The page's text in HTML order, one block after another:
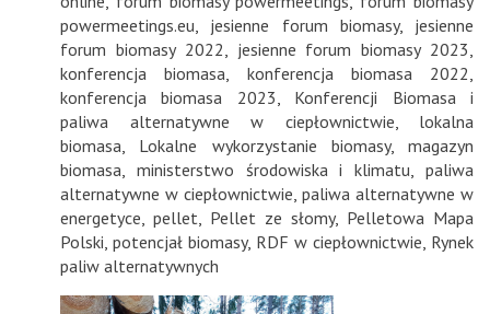
powermeetings.eu, jesienne forum biomasy, jesienne
forum biomasy 2022, jesienne forum biomasy 2023,
konferencja biomasa, konferencja biomasa 2022,
konferencja biomasa 2023, Konferencji Biomasa i
paliwa alternatywne w ciepłownictwie, lokalna
biomasa, Lokalne wykorzystanie biomasy, magazyn
biomasa, ministerstwo środowiska i klimatu,paliwa
alternatywne w ciepłownictwie, paliwa alternatywne w
energetyce, pellet, Pellet ze słomy, Pelletowa Mapa
Polski, potencjał biomasy, RDF w ciepłownictwie, Rynek
paliw alternatywnych